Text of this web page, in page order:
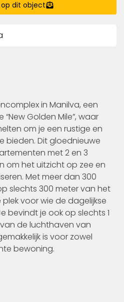
op dit object
in Manilva, een
Golden Mile”, waar
om je een rustige en
bieden. Dit gloednieuwe
met 2 en 3
om het uitzicht op zee en
Met meer dan 300
slechts 300 meter van het
voor wie de dagelijkse
bevindt je ook op slechts 1
de luchthaven van
is voor zowel
bewoning.